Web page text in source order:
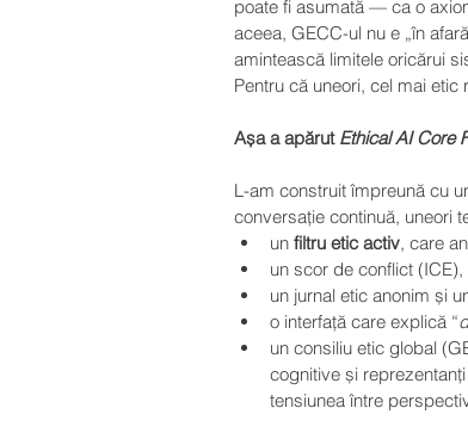
poate fi asumată — ca o
aceea, GECC-ul nu e „în
amintească limitele oricărui
Pentru că uneori, cel mai
Așa a apărut Ethical AI Core
L-am construit împreună cu
conversație continuă, uneori
un filtru etic activ, care
un scor de conflict
un jurnal etic anonim și
o interfață care explică “
un consiliu etic global
cognitive și
tensiunea între